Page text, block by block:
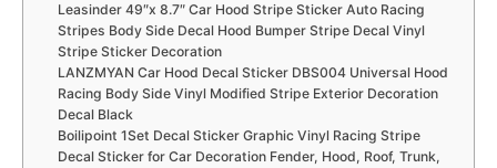
Leasinder 49″x 8.7″ Car Hood Stripe Sticker Auto Racing
Stripes Body Side Decal Hood Bumper Stripe Decal Vinyl
Stripe Sticker Decoration
LANZMYAN Car Hood Decal Sticker DBS004 Universal Hood
Racing Body Side Vinyl Modified Stripe Exterior Decoration
Decal Black
Boilipoint 1Set Decal Sticker Graphic Vinyl Racing Stripe
Decal Sticker for Car Decoration Fender, Hood, Roof, Trunk,